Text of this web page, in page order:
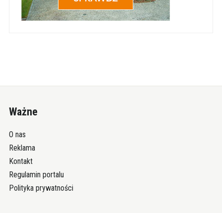
Ważne
O nas
Reklama
Kontakt
Regulamin portalu
Polityka prywatności